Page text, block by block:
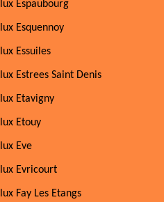
Espaubourg
Esquennoy
Essuiles
Estrees Saint Denis
Etavigny
Etouy
Eve
Evricourt
Fay Les Etangs